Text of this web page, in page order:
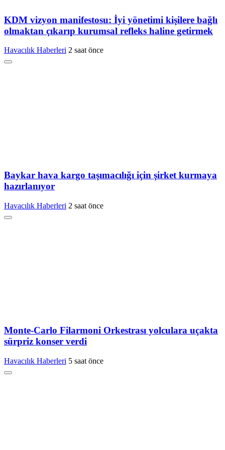
KDM vizyon manifestosu: İyi yönetimi kişilere bağlı
olmaktan çıkarıp kurumsal refleks haline getirmek
Havacılık Haberleri 2 saat önce
Baykar hava kargo taşımacılığı için şirket kurmaya
hazırlanıyor
Havacılık Haberleri 2 saat önce
Monte-Carlo Filarmoni Orkestrası yolculara uçakta
sürpriz konser verdi
Havacılık Haberleri 5 saat önce